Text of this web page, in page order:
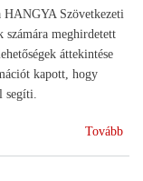
HANGYA Szövetkezeti
számára meghirdetett
áttekintése
kapott, hogy
segíti.
Tovább